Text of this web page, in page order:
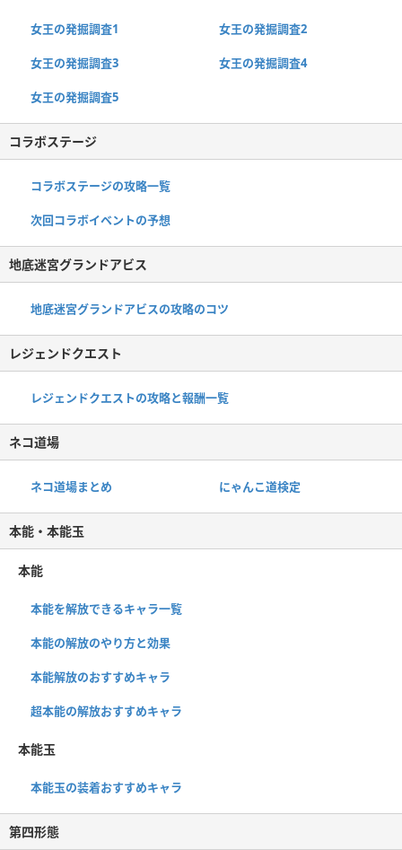
女王の発掘調査1 女王の発掘調査2
女王の発掘調査3 女王の発掘調査4
女王の発掘調査5
コラボステージ
コラボステージの攻略一覧
次回コラボイベントの予想
地底迷宮グランドアビス
地底迷宮グランドアビスの攻略のコツ
レジェンドクエスト
レジェンドクエストの攻略と報酬一覧
ネコ道場
ネコ道場まとめ にゃんこ道検定
本能・本能玉
本能
本能を解放できるキャラ一覧
本能の解放のやり方と効果
本能解放のおすすめキャラ
超本能の解放おすすめキャラ
本能玉
本能玉の装着おすすめキャラ
第四形態